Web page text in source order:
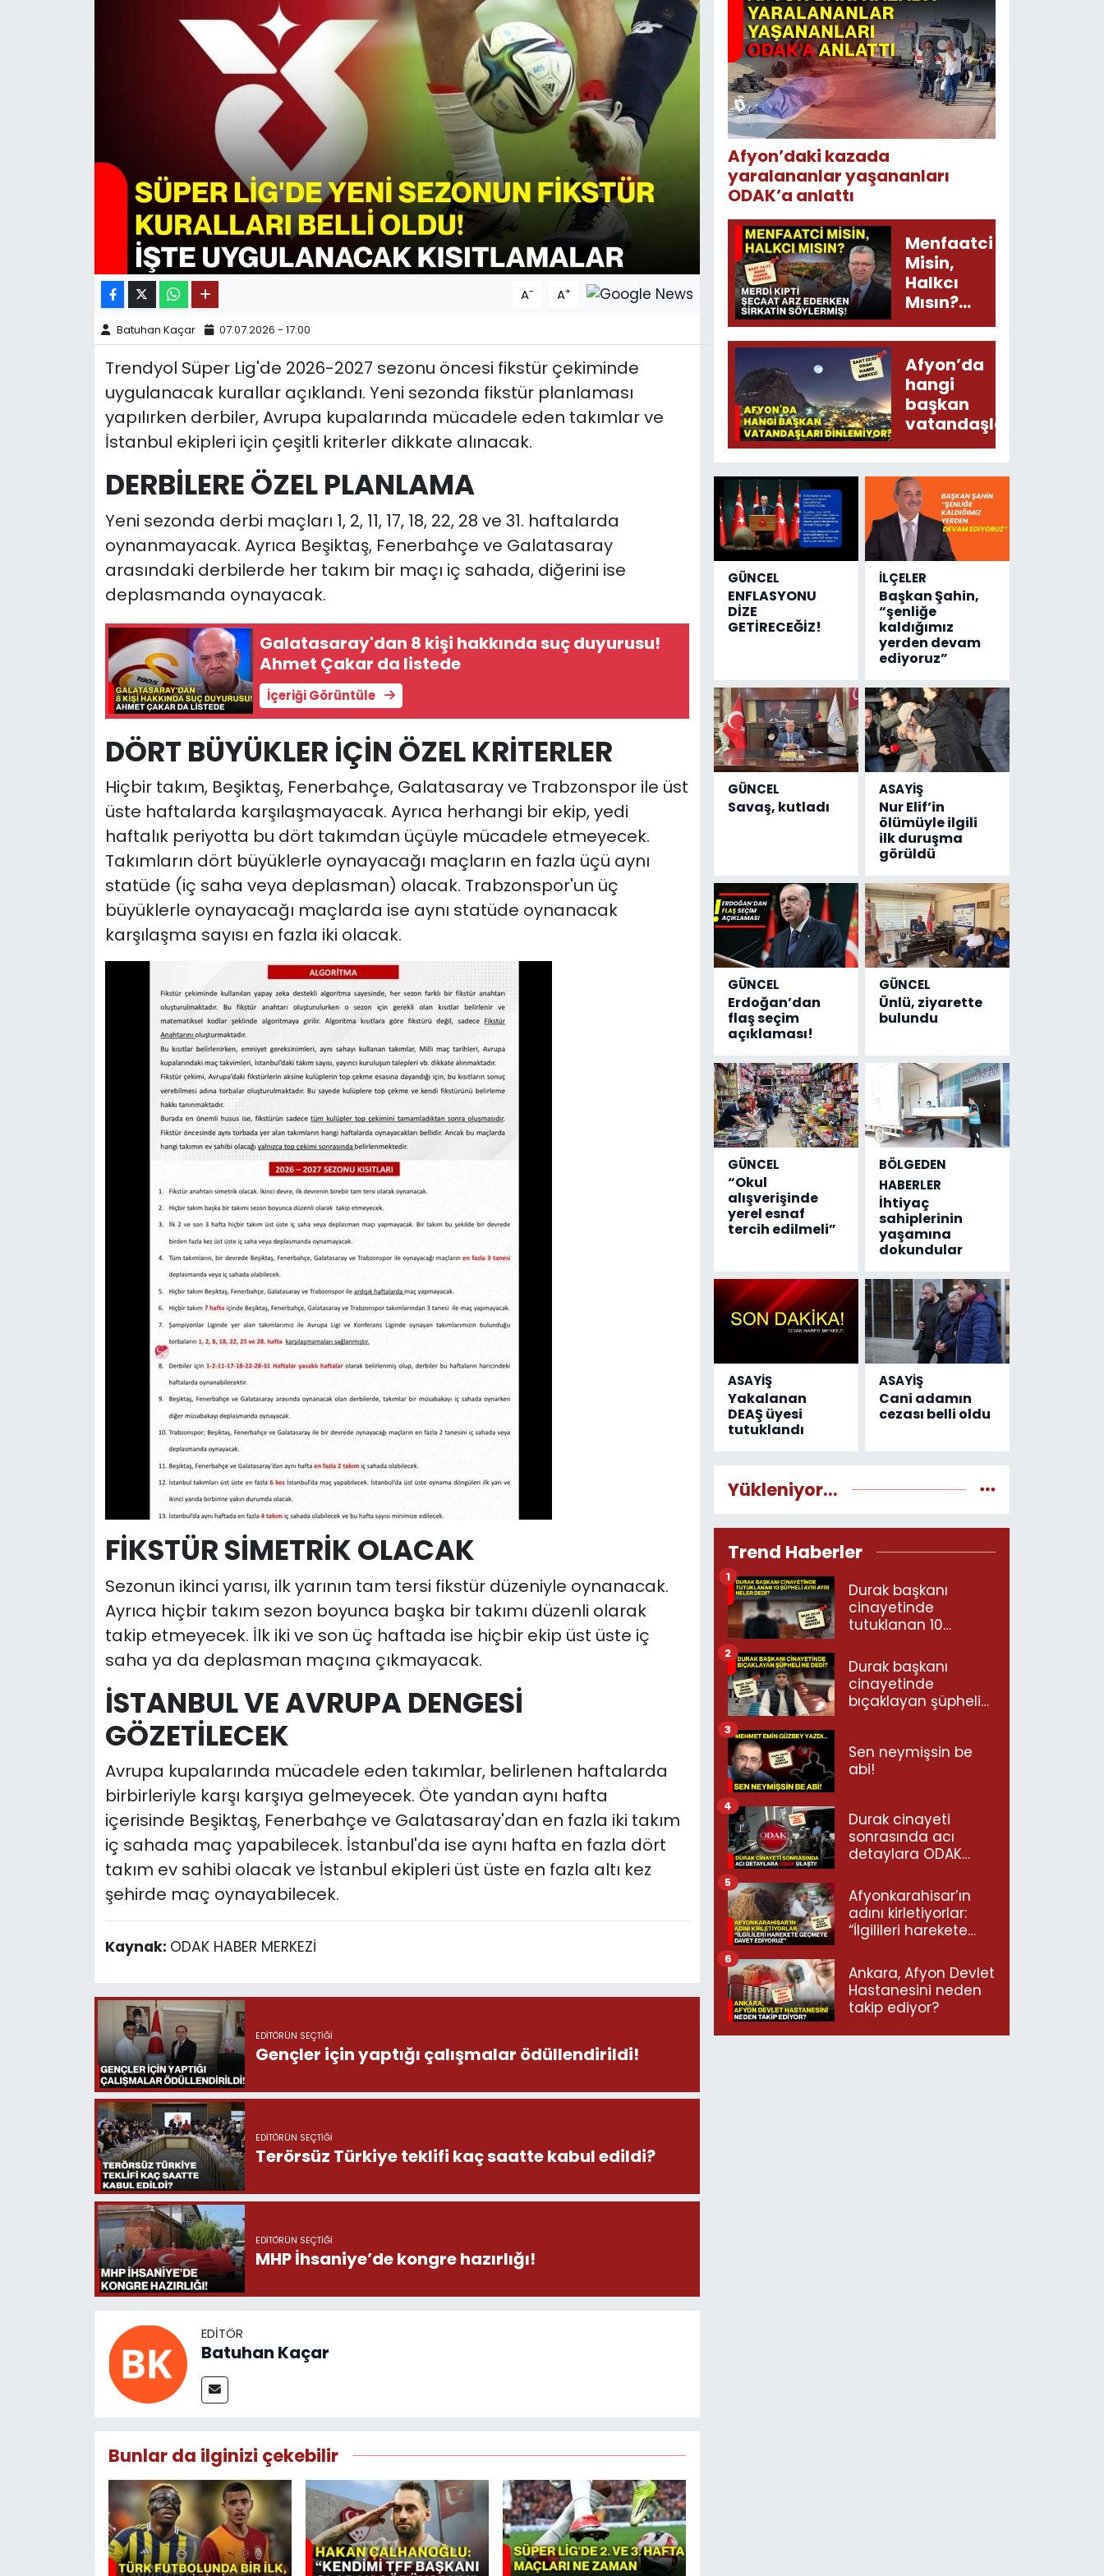
A- A+
Batuhan Kaçar 07.07.2026 - 17:00
Trendyol Süper Lig'de 2026-2027 sezonu öncesi fikstür çekiminde
uygulanacak kurallar açıklandı. Yeni sezonda fikstür planlaması
yapılırken derbiler, Avrupa kupalarında mücadele eden takımlar ve
İstanbul ekipleri için çeşitli kriterler dikkate alınacak.
DERBİLERE ÖZEL PLANLAMA
Yeni sezonda derbi maçları 1, 2, 11, 17, 18, 22, 28 ve 31. haftalarda
oynanmayacak. Ayrıca Beşiktaş, Fenerbahçe ve Galatasaray
arasındaki derbilerde her takım bir maçı iç sahada, diğerini ise
deplasmanda oynayacak.
Galatasaray'dan 8 kişi hakkında suç duyurusu!
Ahmet Çakar da listede
İçeriği Görüntüle
DÖRT BÜYÜKLER İÇİN ÖZEL KRİTERLER
Hiçbir takım, Beşiktaş, Fenerbahçe, Galatasaray ve Trabzonspor ile üst
üste haftalarda karşılaşmayacak. Ayrıca herhangi bir ekip, yedi
haftalık periyotta bu dört takımdan üçüyle mücadele etmeyecek.
Takımların dört büyüklerle oynayacağı maçların en fazla üçü aynı
statüde (iç saha veya deplasman) olacak. Trabzonspor'un üç
büyüklerle oynayacağı maçlarda ise aynı statüde oynanacak
karşılaşma sayısı en fazla iki olacak.
FİKSTÜR SİMETRİK OLACAK
Sezonun ikinci yarısı, ilk yarının tam tersi fikstür düzeniyle oynanacak.
Ayrıca hiçbir takım sezon boyunca başka bir takımı düzenli olarak
takip etmeyecek. İlk iki ve son üç haftada ise hiçbir ekip üst üste iç
saha ya da deplasman maçına çıkmayacak.
İSTANBUL VE AVRUPA DENGESİ
GÖZETİLECEK
Avrupa kupalarında mücadele eden takımlar, belirlenen haftalarda
birbirleriyle karşı karşıya gelmeyecek. Öte yandan aynı hafta
içerisinde Beşiktaş, Fenerbahçe ve Galatasaray'dan en fazla iki takım
iç sahada maç yapabilecek. İstanbul'da ise aynı hafta en fazla dört
takım ev sahibi olacak ve İstanbul ekipleri üst üste en fazla altı kez
şehirde maç oynayabilecek.
Kaynak: ODAK HABER MERKEZİ
EDITÖRÜN SEÇTIĞI
Gençler için yaptığı çalışmalar ödüllendirildi!
EDITÖRÜN SEÇTIĞI
Terörsüz Türkiye teklifi kaç saatte kabul edildi?
EDITÖRÜN SEÇTIĞI
MHP İhsaniye’de kongre hazırlığı!
EDITÖR
Batuhan Kaçar
Bunlar da ilginizi çekebilir
Afyon’daki kazada
yaralananlar yaşananları
ODAK’a anlattı
Menfaatci
Misin,
Halkcı
Mısın?
Merdi
Kıpti
Şecaat
Arz
Ederken
Sirkatin
Söylermiş!
Afyon’da
hangi
başkan
vatandaşları
dinlemiyor?
GÜNCEL
ENFLASYONU
DİZE
GETİRECEĞİZ!
İLÇELER
Başkan Şahin,
“şenliğe
kaldığımız
yerden devam
ediyoruz”
GÜNCEL
Savaş, kutladı
ASAYİŞ
Nur Elif’in
ölümüyle ilgili
ilk duruşma
görüldü
GÜNCEL
Erdoğan’dan
flaş seçim
açıklaması!
GÜNCEL
Ünlü, ziyarette
bulundu
GÜNCEL
“Okul
alışverişinde
yerel esnaf
tercih edilmeli”
BÖLGEDEN
HABERLER
İhtiyaç
sahiplerinin
yaşamına
dokundular
ASAYİŞ
Yakalanan
DEAŞ üyesi
tutuklandı
ASAYİŞ
Cani adamın
cezası belli oldu
Yükleniyor...
Trend Haberler
Durak başkanı
cinayetinde
tutuklanan 10
neler dedi?
1
Durak başkanı
cinayetinde
bıçaklayan şüpheli
2
Sen neymişsin be
abi!
3
Durak cinayeti
sonrasında acı
detaylara ODAK
4
Afyonkarahisar’ın
adını kirletiyorlar:
“İlgilileri harekete
ediyoruz”
5
Ankara, Afyon Devlet
Hastanesini neden
takip ediyor?
6